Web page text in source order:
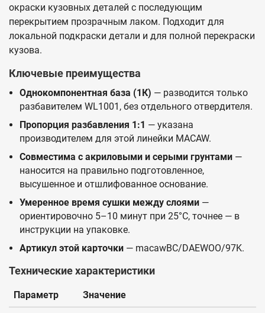
окраски кузовных деталей с последующим
перекрытием прозрачным лаком. Подходит для
локальной подкраски детали и для полной перекраски
кузова.
Ключевые преимущества
Однокомпонентная база (1К) — разводится только
разбавителем WL1001, без отдельного отвердителя.
Пропорция разбавления 1:1 — указана
производителем для этой линейки MACAW.
Совместима с акриловыми и серыми грунтами —
наносится на правильно подготовленное,
высушенное и отшлифованное основание.
Умеренное время сушки между слоями —
ориентировочно 5–10 минут при 25°C, точнее — в
инструкции на упаковке.
Артикул этой карточки — macawBC/DAEWOO/97K.
Технические характеристики
Параметр Значение